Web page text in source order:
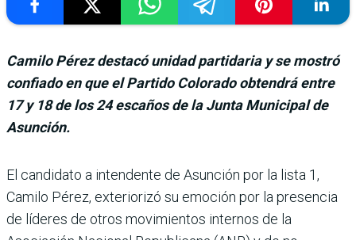
Camilo Pérez destacó unidad partidaria y se mostró
confiado en que el Partido Colorado obtendrá entre
17 y 18 de los 24 escaños de la Junta Municipal de
Asunción.
El candidato a inten­dente de Asunción por la lista 1,
Camilo Pérez, exteriorizó su emo­ción por la presencia
de líderes de otros movimien­tos internos de la